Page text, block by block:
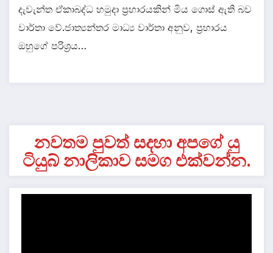
දැවැන්ත ඒකාබද්ධ හමුදා ප්‍රහාරයකින් මිය ගොස් ඇති බව
වාර්තා වේ.ජාත්‍යන්තර මාධ්‍ය වාර්තා අනුව, ප්‍රහාරය
ඔහුගේ පරිශ්‍රය…
නවතම පුවත් සදහා අපගේ යු
ටියුබ් නාලිකාව සමග එක්වන්න.